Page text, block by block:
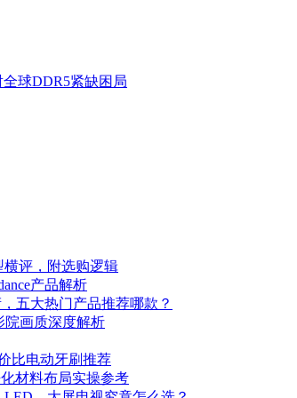
球DDR5紧缺困局
横评，附选购逻辑
产品解析
五大热门产品推荐哪款？
院画质深度解析
比电动牙刷推荐
材料布局实操参考